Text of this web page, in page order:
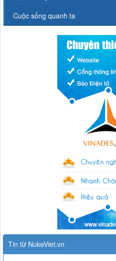
Cuộc sống quanh ta
Tin từ NukeViet.vn